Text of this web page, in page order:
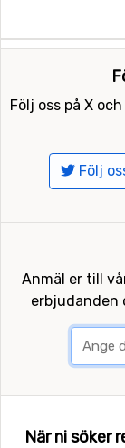
Följ oss på X
Följ
Anmäl er till
erbjudanden
När ni söker